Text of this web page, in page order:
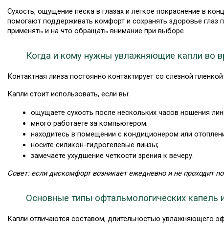
Сухость, ощущение песка в глазах и легкое покраснение в
помогают поддерживать комфорт и сохранять здоровье глаз
применять и на что обращать внимание при выборе.
Когда и кому нужны увлажняющие капли во
Контактная линза постоянно контактирует со слезной
Капли стоит использовать, если вы:
ощущаете сухость после нескольких часов ношения
много работаете за компьютером;
находитесь в помещении с кондиционером или
носите силикон-гидрогелевые линзы;
замечаете ухудшение четкости зрения к вечеру.
Совет: если дискомфорт возникает ежедневно и не проходит
Основные типы офтальмологических капель
Капли отличаются составом, длительностью увлажняющего